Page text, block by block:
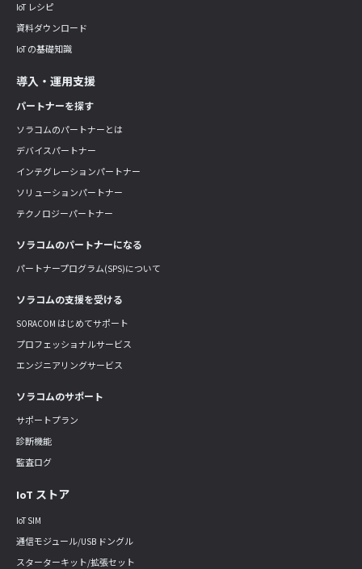
IoT レシピ
資料ダウンロード
IoT の基礎知識
導入・運用支援
パートナーを探す
ソラコムのパートナーとは
デバイスパートナー
インテグレーションパートナー
ソリューションパートナー
テクノロジーパートナー
ソラコムのパートナーになる
パートナープログラム(SPS)について
ソラコムの支援を受ける
SORACOM はじめてサポート
プロフェッショナルサービス
エンジニアリングサービス
ソラコムのサポート
サポートプラン
診断機能
監査ログ
IoT ストア
IoT SIM
通信モジュール/USB ドングル
スターターキット/拡張セット